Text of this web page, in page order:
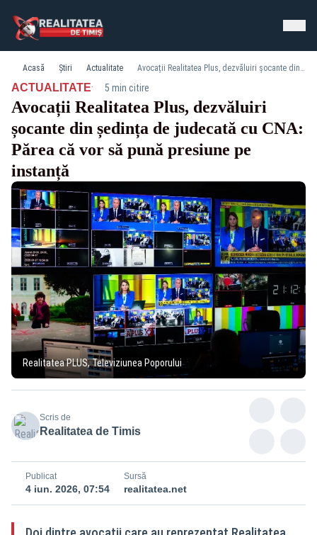
Acasă Știri Actualitate Avocații Realitatea Plus, dezvăluiri șocante din ședința de judecată cu CNA: Părea că vor să pună presiune pe instanță
ACTUALITATE· 5 min citire
Avocații Realitatea Plus, dezvăluiri
șocante din ședința de judecată cu CNA:
Părea că vor să pună presiune pe
instanță
Realitatea PLUS, Televiziunea Poporului
Scris de
Realitatea de Timis
Publicat
4 iun. 2026, 07:54
Sursă
realitatea.net